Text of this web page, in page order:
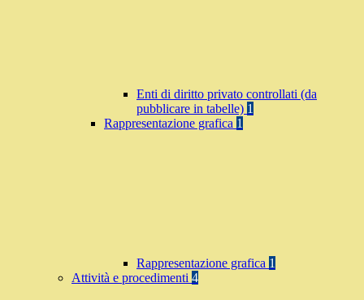
Enti di diritto privato controllati (da
pubblicare in tabelle) 1
Rappresentazione grafica 1
Rappresentazione grafica 1
Attività e procedimenti 4